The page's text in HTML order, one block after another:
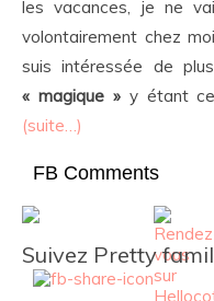
les vacances, je ne
volontairement chez
suis intéressée de
« magique »y étant
(suite…)
FB Comments
Suivez Pretty